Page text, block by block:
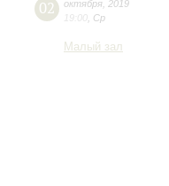
02 октября 2019
19:00 Ср
Малый зал